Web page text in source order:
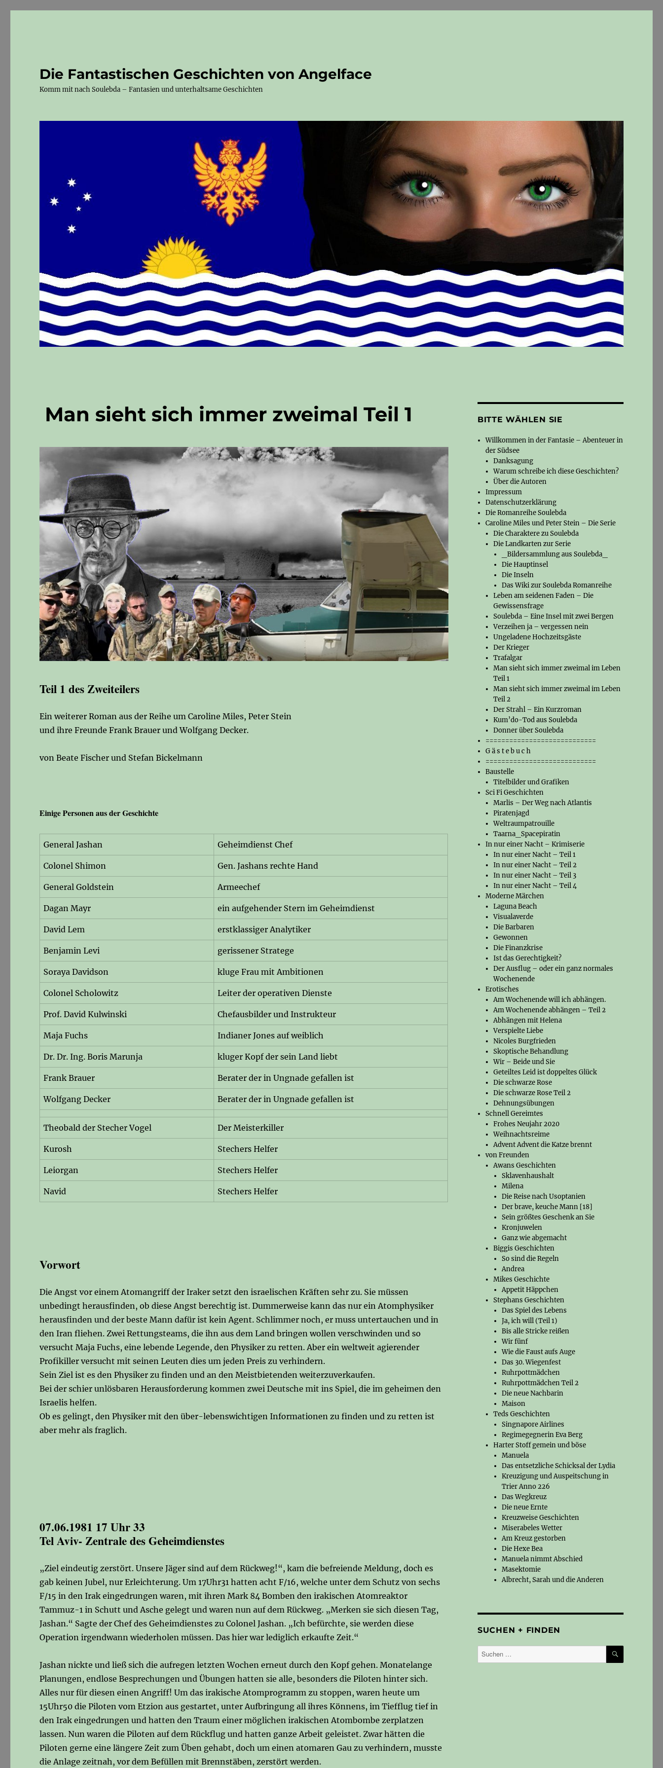
Die Fantastischen Geschichten von Angelface
Komm mit nach Soulebda – Fantasien und unterhaltsame Geschichten
Man sieht sich immer zweimal Teil 1
Teil 1 des Zweiteilers
Ein weiterer Roman aus der Reihe um Caroline Miles, Peter Stein
und ihre Freunde Frank Brauer und Wolfgang Decker.
von Beate Fischer und Stefan Bickelmann
Einige Personen aus der Geschichte
General Jashan Geheimdienst Chef
Colonel Shimon Gen. Jashans rechte Hand
General Goldstein Armeechef
Dagan Mayr ein aufgehender Stern im Geheimdienst
David Lem erstklassiger Analytiker
Benjamin Levi gerissener Stratege
Soraya Davidson kluge Frau mit Ambitionen
Colonel Scholowitz Leiter der operativen Dienste
Prof. David Kulwinski Chefausbilder und Instrukteur
Maja Fuchs Indianer Jones auf weiblich
Dr. Dr. Ing. Boris Marunja kluger Kopf der sein Land liebt
Frank Brauer Berater der in Ungnade gefallen ist
Wolfgang Decker Berater der in Ungnade gefallen ist
Theobald der Stecher Vogel Der Meisterkiller
Kurosh Stechers Helfer
Leiorgan Stechers Helfer
Navid Stechers Helfer
Vorwort
Die Angst vor einem Atomangriff der Iraker setzt den israelischen Kräften sehr zu. Sie müssen
unbedingt herausfinden, ob diese Angst berechtig ist. Dummerweise kann das nur ein Atomphysiker
herausfinden und der beste Mann dafür ist kein Agent. Schlimmer noch, er muss untertauchen und in
den Iran fliehen. Zwei Rettungsteams, die ihn aus dem Land bringen wollen verschwinden und so
versucht Maja Fuchs, eine lebende Legende, den Physiker zu retten. Aber ein weltweit agierender
Profikiller versucht mit seinen Leuten dies um jeden Preis zu verhindern.
Sein Ziel ist es den Physiker zu finden und an den Meistbietenden weiterzuverkaufen.
Bei der schier unlösbaren Herausforderung kommen zwei Deutsche mit ins Spiel, die im geheimen den
Israelis helfen.
Ob es gelingt, den Physiker mit den über-lebenswichtigen Informationen zu finden und zu retten ist
aber mehr als fraglich.
07.06.1981 17 Uhr 33
Tel Aviv- Zentrale des Geheimdienstes
„Ziel eindeutig zerstört. Unsere Jäger sind auf dem Rückweg!“, kam die befreiende Meldung, doch es
gab keinen Jubel, nur Erleichterung. Um 17Uhr31 hatten acht F/16, welche unter dem Schutz von sechs
F/15 in den Irak eingedrungen waren, mit ihren Mark 84 Bomben den irakischen Atomreaktor
Tammuz-1 in Schutt und Asche gelegt und waren nun auf dem Rückweg. „Merken sie sich diesen Tag,
Jashan.“ Sagte der Chef des Geheimdienstes zu Colonel Jashan. „Ich befürchte, sie werden diese
Operation irgendwann wiederholen müssen. Das hier war lediglich erkaufte Zeit.“
Jashan nickte und ließ sich die aufregen letzten Wochen erneut durch den Kopf gehen. Monatelange
Planungen, endlose Besprechungen und Übungen hatten sie alle, besonders die Piloten hinter sich.
Alles nur für diesen einen Angriff! Um das irakische Atomprogramm zu stoppen, waren heute um
15Uhr50 die Piloten vom Etzion aus gestartet, unter Aufbringung all ihres Könnens, im Tiefflug tief in
den Irak eingedrungen und hatten den Traum einer möglichen irakischen Atombombe zerplatzen
lassen. Nun waren die Piloten auf dem Rückflug und hatten ganze Arbeit geleistet. Zwar hätten die
Piloten gerne eine längere Zeit zum Üben gehabt, doch um einen atomaren Gau zu verhindern, musste
die Anlage zeitnah, vor dem Befüllen mit Brennstäben, zerstört werden.
BITTE WÄHLEN SIE
Willkommen in der Fantasie – Abenteuer in
der Südsee
Danksagung
Warum schreibe ich diese Geschichten?
Über die Autoren
Impressum
Datenschutzerklärung
Die Romanreihe Soulebda
Caroline Miles und Peter Stein – Die Serie
Die Charaktere zu Soulebda
Die Landkarten zur Serie
_Bildersammlung aus Soulebda_
Die Hauptinsel
Die Inseln
Das Wiki zur Soulebda Romanreihe
Leben am seidenen Faden – Die
Gewissensfrage
Soulebda – Eine Insel mit zwei Bergen
Verzeihen ja – vergessen nein
Ungeladene Hochzeitsgäste
Der Krieger
Trafalgar
Man sieht sich immer zweimal im Leben
Teil 1
Man sieht sich immer zweimal im Leben
Teil 2
Der Strahl – Ein Kurzroman
Kum’do-Tod aus Soulebda
Donner über Soulebda
============================
G ä s t e b u c h
============================
Baustelle
Titelbilder und Grafiken
Sci Fi Geschichten
Marlis – Der Weg nach Atlantis
Piratenjagd
Weltraumpatrouille
Taarna_Spacepiratin
In nur einer Nacht – Krimiserie
In nur einer Nacht – Teil 1
In nur einer Nacht – Teil 2
In nur einer Nacht – Teil 3
In nur einer Nacht – Teil 4
Moderne Märchen
Laguna Beach
Visualaverde
Die Barbaren
Gewonnen
Die Finanzkrise
Ist das Gerechtigkeit?
Der Ausflug – oder ein ganz normales
Wochenende
Erotisches
Am Wochenende will ich abhängen.
Am Wochenende abhängen – Teil 2
Abhängen mit Helena
Verspielte Liebe
Nicoles Burgfrieden
Skoptische Behandlung
Wir – Beide und Sie
Geteiltes Leid ist doppeltes Glück
Die schwarze Rose
Die schwarze Rose Teil 2
Dehnungsübungen
Schnell Gereimtes
Frohes Neujahr 2020
Weihnachtsreime
Advent Advent die Katze brennt
von Freunden
Awans Geschichten
Sklavenhaushalt
Milena
Die Reise nach Usoptanien
Der brave, keuche Mann [18]
Sein größtes Geschenk an Sie
Kronjuwelen
Ganz wie abgemacht
Biggis Geschichten
So sind die Regeln
Andrea
Mikes Geschichte
Appetit Häppchen
Stephans Geschichten
Das Spiel des Lebens
Ja, ich will (Teil 1)
Bis alle Stricke reißen
Wir fünf
Wie die Faust aufs Auge
Das 30. Wiegenfest
Ruhrpottmädchen
Ruhrpottmädchen Teil 2
Die neue Nachbarin
Maison
Teds Geschichten
Singnapore Airlines
Regimegegnerin Eva Berg
Harter Stoff gemein und böse
Manuela
Das entsetzliche Schicksal der Lydia
Kreuzigung und Auspeitschung in
Trier Anno 226
Das Wegkreuz
Die neue Ernte
Kreuzweise Geschichten
Miserabeles Wetter
Am Kreuz gestorben
Die Hexe Bea
Manuela nimmt Abschied
Masektomie
Albrecht, Sarah und die Anderen
SUCHEN + FINDEN
Suchen
nach:
SUCHEN